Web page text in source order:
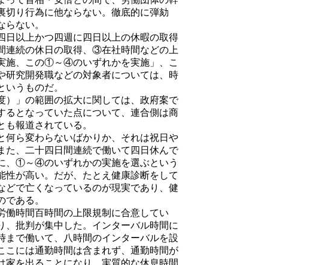
切り行為に他ならない。徹底的に弾劾
ない。
以上かつ四週に四日以上の休暇の取得
続の休日の取得、③在社時間などの上
施、この①～④のいずれかを実施」、こ
研究開発職などの対象者については、時
うものだ。
」の範囲の拡大に関しては、政府案で
るとなっていた点について、連合側は商
報道されている。
ら変わらないばかりか、それは祝日や
た、二十四日間連続で働いて四日休んで
、①～④のいずれかの実施を選ぶという
が高い。だが、たとえ健康診断をして
どで亡くなっているのが現実であり、健
ある。
時間百時間の上限規制に合意してい
、批判が集中した。インターバル時間に
で働いて、八時間のインターバルを設
こには通勤時間は含まれず、通勤時間が
を出ることになり、実質的な休息時間